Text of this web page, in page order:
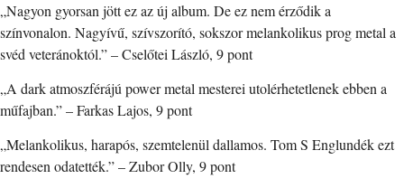
„Nagyon gyorsan jött ez az új album. De ez nem érződik a
színvonalon. Nagyívű, szívszorító, sokszor melankolikus prog metal a
svéd veteránoktól.” – Cselőtei László, 9 pont
„A dark atmoszférájú power metal mesterei utolérhetetlenek ebben a
műfajban.” – Farkas Lajos, 9 pont
„Melankolikus, harapós, szemtelenül dallamos. Tom S Englundék ezt
rendesen odatették.” – Zubor Olly, 9 pont